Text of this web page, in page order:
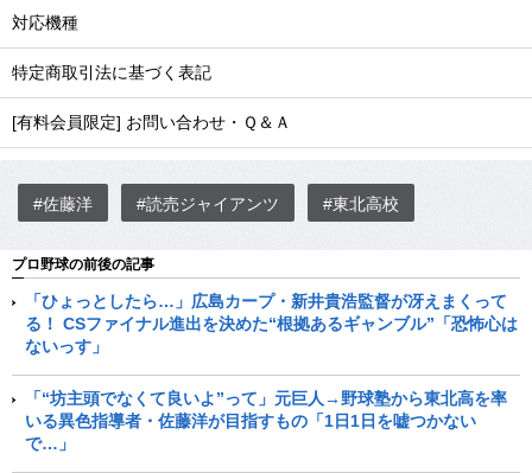
対応機種
特定商取引法に基づく表記
[有料会員限定] お問い合わせ・Ｑ＆Ａ
#佐藤洋 #読売ジャイアンツ #東北高校
プロ野球の前後の記事
「ひょっとしたら…」広島カープ・新井貴浩監督が冴えまくって
る！ CSファイナル進出を決めた“根拠あるギャンブル”「恐怖心は
ないっす」
「“坊主頭でなくて良いよ”って」元巨人→野球塾から東北高を率
いる異色指導者・佐藤洋が目指すもの「1日1日を嘘つかない
で…」